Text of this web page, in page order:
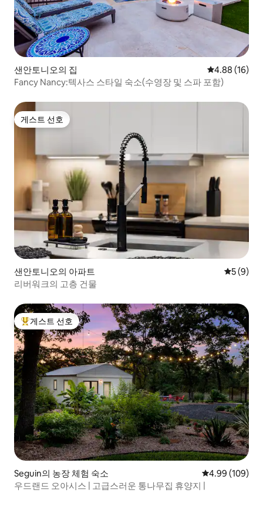
샌안토니오의 집 평점 4.88점(5
4.88 (16)
Fancy Nancy:텍사스 스타일 숙소(수영장 및 스파 포함)
게스트 선호
게스트 선호
샌안토니오의 아파트 평점 5점
5 (9)
리버워크의 고층 건물
상위 게스트 선호
게스트 선호
Seguin의 농장 체험 숙소 평점 4.99점(5
4.99 (109)
우드랜드 오아시스 | 고급스러운 통나무집 휴양지 |